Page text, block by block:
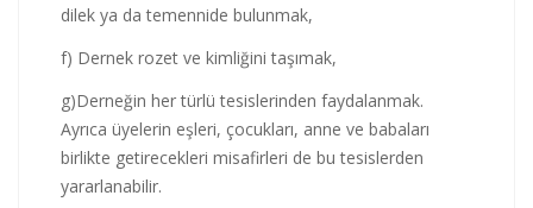
dilek ya da temennide bulunmak,
f) Dernek rozet ve kimliğini taşımak,
g)Derneğin her türlü tesislerinden faydalanmak.
Ayrıca üyelerin eşleri, çocukları, anne ve babaları
birlikte getirecekleri misafirleri de bu tesislerden
yararlanabilir.